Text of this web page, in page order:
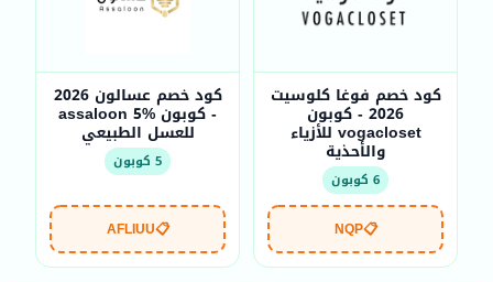
كود خصم فوغا كلوسيت
2026 - كوبون
vogacloset للأزياء
والأحذية
6 كوبون
📋
NQP
كود خصم عسالون 2026
- كوبون assaloon 5%
للعسل الطبيعي
5 كوبون
📋
AFLIUU